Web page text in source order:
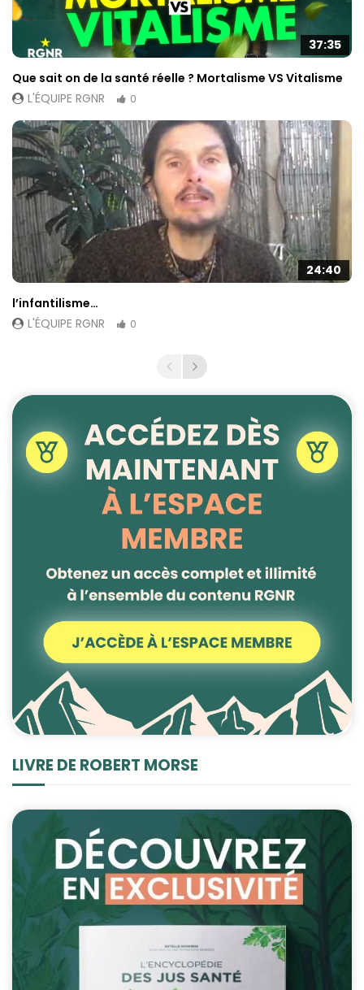
37:35
Que sait on de la santé réelle ? Mortalisme VS Vitalisme
L'ÉQUIPE RGNR
0
24:40
l’infantilisme…
L'ÉQUIPE RGNR
0
LIVRE DE ROBERT MORSE